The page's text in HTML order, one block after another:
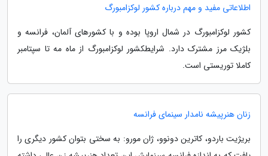
اطلاعاتی مفید و مهم درباره کشور لوکزامبورگ
کشور لوکزامبورگ در شمال اروپا بوده و با کشورهای آلمان، فرانسه و
بلژیک مرز مشترک دارد. شرایطکشور لوکزامبورگ از ماه مه تا سپتامبر
کاملا توریستی است.
زنان هنرپیشه نامدار سینمای فرانسه
بریژیت باردو، کاترین دونوو، ژان مورو: به سختی بتوان کشور دیگری را